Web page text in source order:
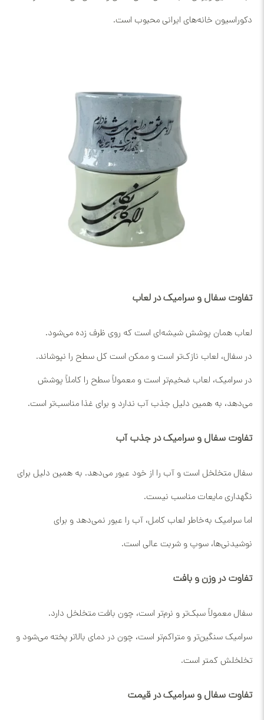
دکوراسیون خانه‌های ایرانی محبوب است.
تفاوت سفال و سرامیک در لعاب
لعاب همان پوشش شیشه‌ای است که روی ظرف زده می‌شود.
در سفال، لعاب نازک‌تر است و ممکن است کل سطح را نپوشاند.
در سرامیک، لعاب ضخیم‌تر است و معمولاً سطح را کاملاً پوشش
می‌دهد، به همین دلیل جذب آب ندارد و برای غذا مناسب‌تر است.
تفاوت سفال و سرامیک در جذب آب
سفال متخلخل است و آب را از خود عبور می‌دهد. به همین دلیل برای
نگهداری مایعات مناسب نیست.
اما سرامیک به‌خاطر لعاب کامل، آب را عبور نمی‌دهد و برای
نوشیدنی‌ها، سوپ و شربت عالی است.
تفاوت در وزن و بافت
سفال معمولاً سبک‌تر و نرم‌تر است، چون بافت متخلخل دارد.
سرامیک سنگین‌تر و متراکم‌تر است، چون در دمای بالاتر پخته می‌شود و
تخلخلش کمتر است.
تفاوت سفال و سرامیک در قیمت